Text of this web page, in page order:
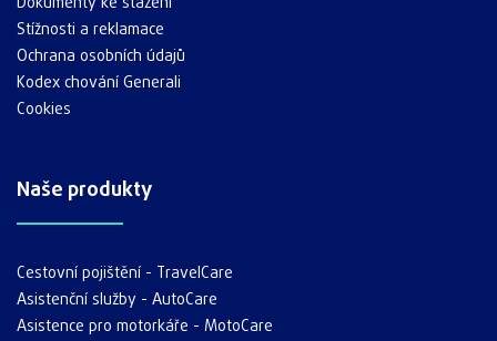
Stížnosti a reklamace
Ochrana osobních údajů
Kodex chování Generali
Cookies
Naše produkty
Cestovní pojištění - TravelCare
Asistenční služby - AutoCare
Asistence pro motorkáře - MotoCare